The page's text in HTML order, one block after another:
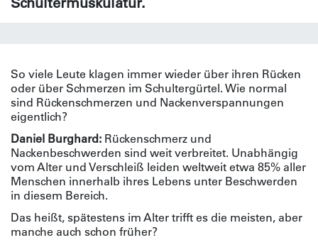
So viele Leute klagen immer wieder über ihren Rücken
oder über Schmerzen im Schultergürtel. Wie normal
sind Rückenschmerzen und Nackenverspannungen
eigentlich?
Daniel Burghard: Rückenschmerz und
Nackenbeschwerden sind weit verbreitet. Unabhängig
vom Alter und Verschleiß leiden weltweit etwa 85% aller
Menschen innerhalb ihres Lebens unter Beschwerden
in diesem Bereich.
Das heißt, spätestens im Alter trifft es die meisten, aber
manche auch schon früher?